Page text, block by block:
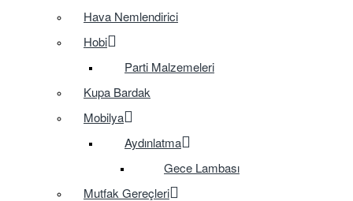
Hava Nemlendirici
Hobi
Parti Malzemeleri
Kupa Bardak
Mobilya
Aydınlatma
Gece Lambası
Mutfak Gereçleri